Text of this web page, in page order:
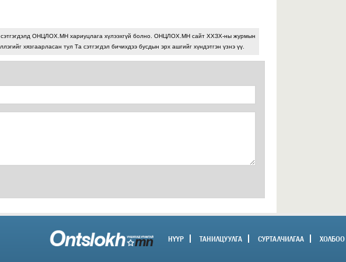
ОНЦЛОХ.МН хариуцлага хүлээхгүй болно. ОНЦЛОХ.МН сайт ХХЗХ-ны журмын
хязгаарласан тул Та сэтгэгдэл бичихдээ бусдын эрх ашгийг хүндэтгэн үзнэ үү.
НҮҮР ТАНИЛЦУУЛГА СУРТАЛЧИЛГАА